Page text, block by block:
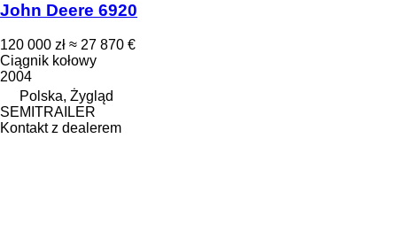
John Deere 6920
120 000 zł ≈ 27 870 €
Ciągnik kołowy
2004
Polska, Żygląd
SEMITRAILER
Kontakt z dealerem